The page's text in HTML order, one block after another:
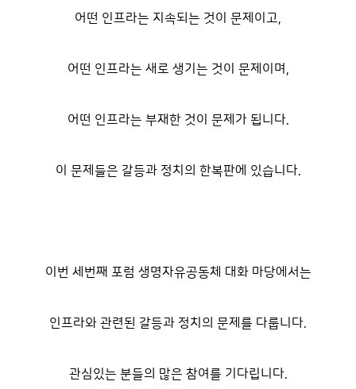
어떤 인프라는 지속되는 것이 문제이고,
어떤 인프라는 새로 생기는 것이 문제이며,
어떤 인프라는 부재한 것이 문제가 됩니다.
이 문제들은 갈등과 정치의 한복판에 있습니다.
이번 세번째 포럼 생명자유공동체 대화 마당에서는
인프라와 관련된 갈등과 정치의 문제를 다룹니다.
관심있는 분들의 많은 참여를 기다립니다.